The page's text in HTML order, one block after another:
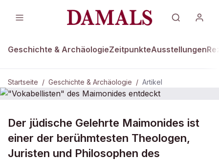
Geschichte & ArchäologieZeitpunkteAusstellungen
Startseite / Geschichte & Archäologie / Artikel
"Vokabellisten" des Maimonides
entdeckt
Der jüdische Gelehrte Maimonides ist
einer der berühmtesten Theologen,
Juristen und Philosophen des